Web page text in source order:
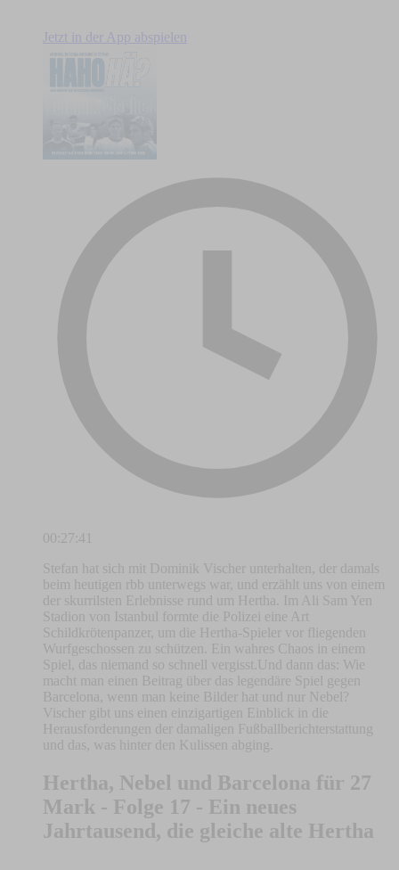
Jetzt in der App abspielen
00:27:41
Stefan hat sich mit Dominik Vischer unterhalten, der damals
beim heutigen rbb unterwegs war, und erzählt uns von einem
der skurrilsten Erlebnisse rund um Hertha. Im Ali Sam Yen
Stadion von Istanbul formte die Polizei eine Art
Schildkrötenpanzer, um die Hertha-Spieler vor fliegenden
Wurfgeschossen zu schützen. Ein wahres Chaos in einem
Spiel, das niemand so schnell vergisst.Und dann das: Wie
macht man einen Beitrag über das legendäre Spiel gegen
Barcelona, wenn man keine Bilder hat und nur Nebel?
Vischer gibt uns einen einzigartigen Einblick in die
Herausforderungen der damaligen Fußballberichterstattung
und das, was hinter den Kulissen abging.
Hertha, Nebel und Barcelona für 27
Mark - Folge 17 - Ein neues
Jahrtausend, die gleiche alte Hertha